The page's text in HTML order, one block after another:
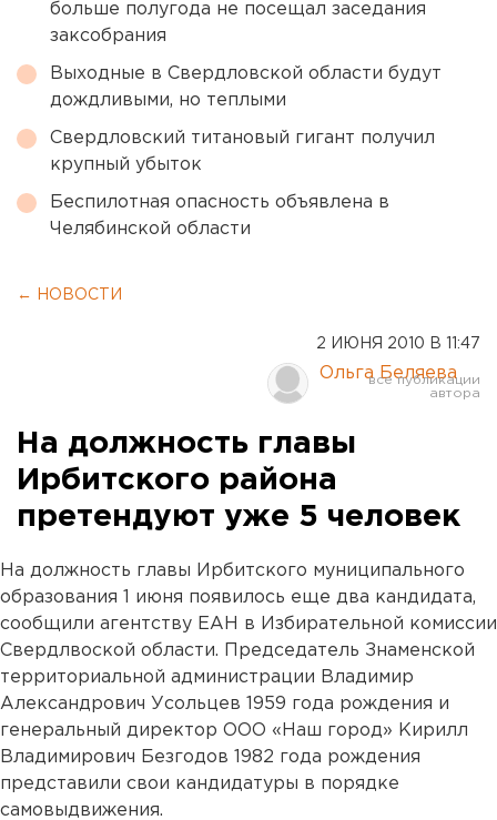
больше полугода не посещал заседания
заксобрания
Выходные в Свердловской области будут
дождливыми, но теплыми
Свердловский титановый гигант получил
крупный убыток
Беспилотная опасность объявлена в
Челябинской области
← НОВОСТИ
2 ИЮНЯ 2010 В 11:47
Ольга Беляева
На должность главы
Ирбитского района
претендуют уже 5 человек
На должность главы Ирбитского муниципального
образования 1 июня появилось еще два кандидата,
сообщили агентству ЕАН в Избирательной комиссии
Свердлвоской области. Председатель Знаменской
территориальной администрации Владимир
Александрович Усольцев 1959 года рождения и
генеральный директор ООО «Наш город» Кирилл
Владимирович Безгодов 1982 года рождения
представили свои кандидатуры в порядке
самовыдвижения.